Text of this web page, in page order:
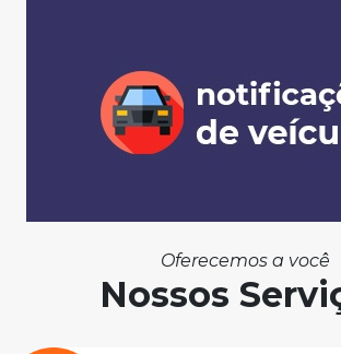
Oferecemos a você
Nossos